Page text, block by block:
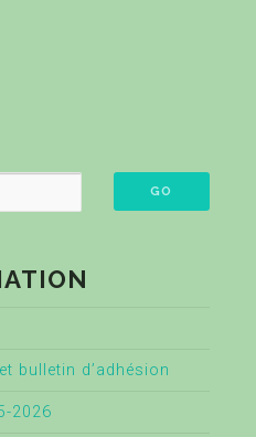
bulletin d’adhésion
2026